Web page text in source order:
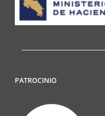
PATROCINIO